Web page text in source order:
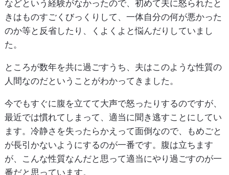
などという経験がなかったので、初めて夫に怒られたと
きはものすごくびっくりして、一体自分の何が悪かった
のか等と反省したり、くよくよと悩んだりしていまし
た。
ところが数年を共に過ごすうち、夫はこのような性質の
人間なのだということがわかってきました。
今でもすぐに腹を立てて大声で怒ったりするのですが、
最近では慣れてしまって、適当に聞き逃すことにしてい
ます。冷静さを失ったらかえって面倒なので、もめごと
が長引かないようにするのが一番です。腹は立ちます
が、こんな性質なんだと思って適当にやり過ごすのが一
番だと思っています。